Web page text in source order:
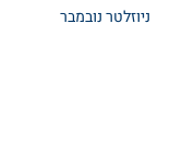
ניוזלטר נובמבר